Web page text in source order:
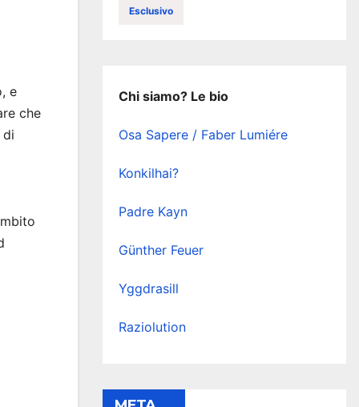
e
che
di
Esclusivo
Chi siamo? Le bio
Osa Sapere / Faber Lumiére
Konkilhai?
Padre Kayn
Günther Feuer
Yggdrasill
Raziolution